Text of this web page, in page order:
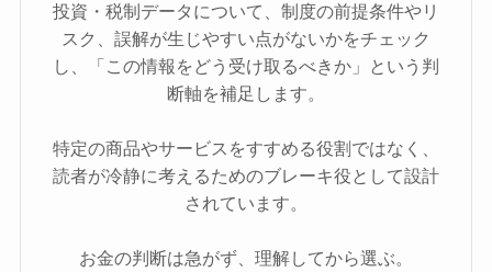
投資・税制データについて、制度の前提条件やリ
スク、誤解が生じやすい点がないかをチェック
し、「この情報をどう受け取るべきか」という判
断軸を補足します。
特定の商品やサービスをすすめる役割ではなく、
読者が冷静に考えるためのブレーキ役として設計
されています。
お金の判断は急がず、理解してから選ぶ。